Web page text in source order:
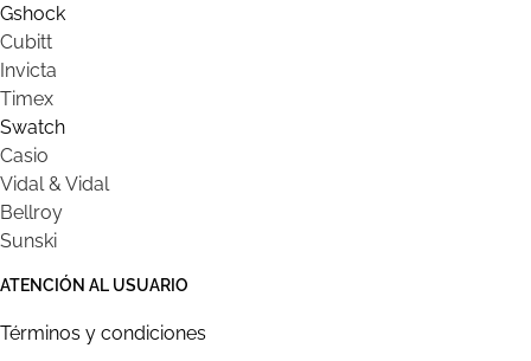
Gshock
Cubitt
Invicta
Timex
Swatch
Casio
Vidal & Vidal
Bellroy
Sunski
ATENCIÓN AL USUARIO
Términos y condiciones